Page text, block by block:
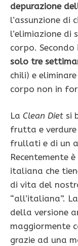
depurazione
l’assunzione di
l’elimiazione di
corpo.
solo tre
chili) e
corpo non in
La Clean Diet si
frutta e
frullati e di un
Recentemente
italiana che
di vita del
“all’italiana”.
della versione
maggiormente
grazie ad una